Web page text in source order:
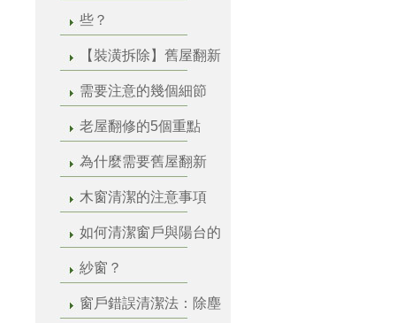
些？
【裝潢拆除】舊屋翻新
需要注意的幾個細節
老屋翻修的5個重點
為什麼需要舊屋翻新
木窗清潔的注意事項
如何清潔窗戶與陽台的
紗窗？
窗戶錯誤清潔法：除塵